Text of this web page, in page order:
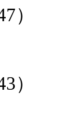
）
）